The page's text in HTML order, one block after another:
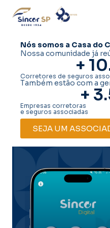
Nós somos a Casa do
Nossa comunidade já
+
Corretores de seguros
Também estão com a
+
Empresas corretoras
e seguros associadas
SEJA UM